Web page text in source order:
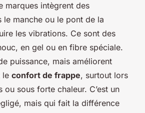
marques intègrent des
le manche ou le pont de la
les vibrations. Ce sont des
en gel ou en fibre spéciale.
puissance, mais améliorent
le confort de frappe, surtout lors
ou sous forte chaleur. C’est un
mais qui fait la différence